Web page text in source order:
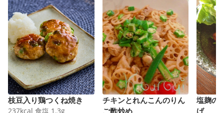
枝豆入り鶏つくね焼き
237kcal 食塩 1.3g
チキンとれんこんのりん
ご酢炒め
塩麹の
げ